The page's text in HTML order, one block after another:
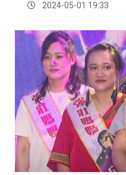
2024-05-01 19:33